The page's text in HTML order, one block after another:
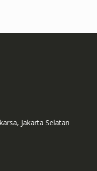
Jakarta Selatan